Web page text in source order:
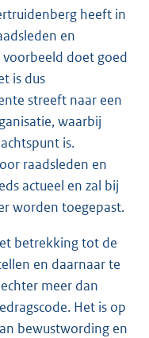
heeft in
en
voorbeeld doet goed
is dus
streeft naar een
waarbij
is.
raadsleden en
actueel en zal bij
worden toegepast.
betrekking tot de
en daarnaar te
meer dan
Het is op
bewustwording en